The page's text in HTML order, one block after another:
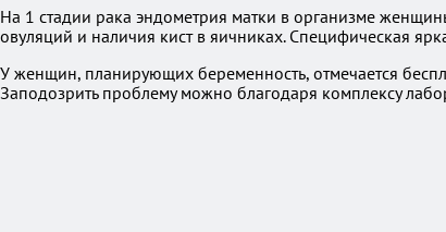
На 1 стадии рака эндометрия матки в организме
овуляций и наличия кист в яичниках. Специфическая
У женщин, планирующих беременность, отмечается
Заподозрить проблему можно благодаря комплексу